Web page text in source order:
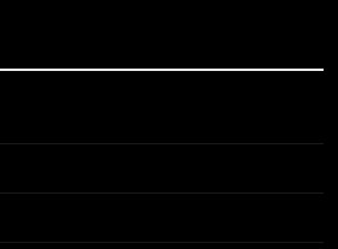
TRASPIÉ DE VISITA